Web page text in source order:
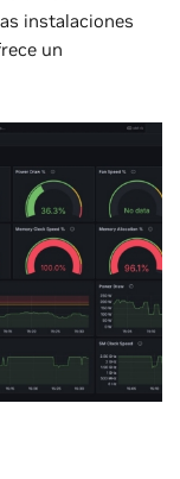
instalaciones
un